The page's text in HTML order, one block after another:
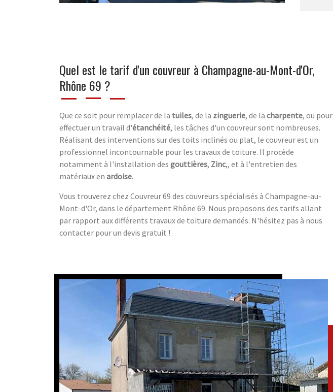
Quel est le tarif d'un couvreur à Champagne-au-Mont-d'Or,
Rhône 69 ?
Que ce soit pour remplacer de la tuiles, de la zinguerie, de la charpente, ou pour
effectuer un travail d'étanchéité, les tâches d'un couvreur sont nombreuses.
Réalisant des interventions sur des toits inclinés ou plat, le couvreur est un
professionnel incontournable pour les travaux de toiture. Il procède
notamment à l'installation des gouttières, Zinc,, et à l'entretien des
matériaux en ardoise.
Vous trouverez chez Couvreur 69 des couvreurs spécialisés à Champagne-au-
Mont-d'Or, dans le département Rhône 69. Nous proposons des tarifs allant
par rapport aux différents travaux de toiture demandés. N'hésitez pas à nous
contacter pour un devis gratuit !